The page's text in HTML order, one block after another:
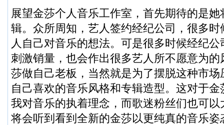
展望金莎个人音乐工作室，首先期待的是
辑。众所周知，艺人签约经纪公司，很多
人自己对音乐的想法。可是很多时候经纪
刺激销量，也会作出很多艺人所不愿意为
莎做自己老板，当然就是为了摆脱这种市
自己喜欢的音乐风格和专辑造型。这对于
我对音乐的执着理念，而歌迷粉丝们也可
将会听到看到全新的金莎以更纯真的音乐姿